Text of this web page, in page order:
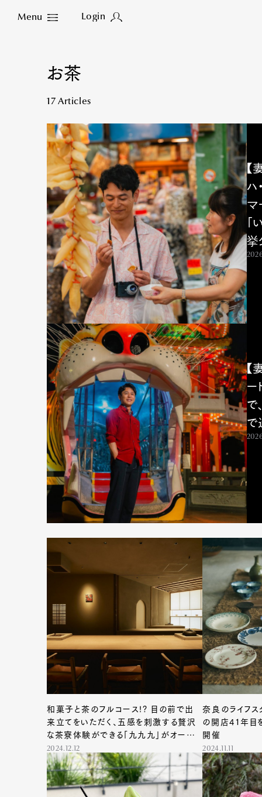
Menu Login
Close
お茶
17 Articles
【
ハ
マ
挙
【
ー
で
で
和菓子と茶のフルコース!? 目の前で出
来立てをいただく、五感を刺激する贅沢
な茶寮体験ができる「九九九」がオープ
ン
2024.12.12
奈良のライフス
の開店41年目
開催
2024.11.11